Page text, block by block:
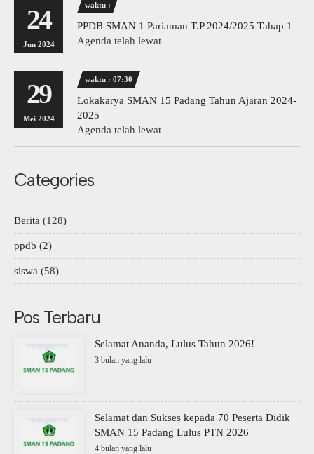
24
Jun 2024
waktu :
PPDB SMAN 1 Pariaman T.P 2024/2025 Tahap 1
Agenda telah lewat
29
Mei 2024
waktu : 07:30
Lokakarya SMAN 15 Padang Tahun Ajaran 2024-
2025
Agenda telah lewat
Categories
Berita (128)
ppdb (2)
siswa (58)
Pos Terbaru
Selamat Ananda, Lulus Tahun 2026!
3 bulan yang lalu
Selamat dan Sukses kepada 70 Peserta Didik
SMAN 15 Padang Lulus PTN 2026
4 bulan yang lalu